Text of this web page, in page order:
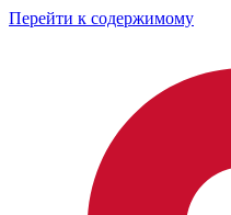
Перейти к содержимому